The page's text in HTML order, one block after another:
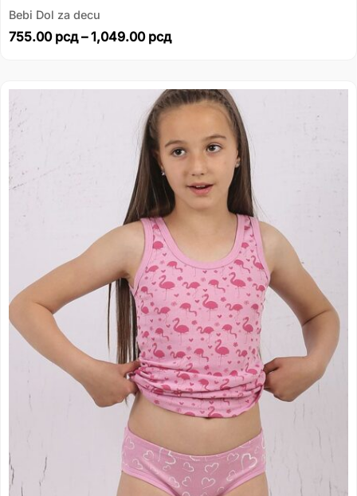
Bebi Dol za decu
755.00 рсд – 1,049.00 рсд